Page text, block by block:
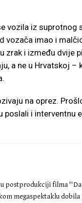
vozila iz suprotnog
vozača imao i
zrak i između dvije
a ne u Hrvatskoj –
na oprez.
poslali i interventnu
postprodukciji filma
megaspektaklu